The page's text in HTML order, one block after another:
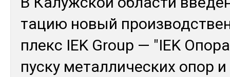
та­цию но­вый
плекс IEK Group — "IEK
пус­ку ме­тал­ли­чес­ких опор